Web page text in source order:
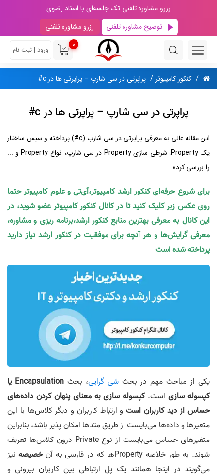
رزرو مشاوره تلفنی تک جلسه‌ای با استاد رضوی
توضیح مشاوره تلفنی
رزرو مشاوره تلفنی
0
ورود | ثبت نام
کنکور کامپیوتر پراپرتی در سی شارپ – پراپرتی ها در c#
پراپرتی در سی شارپ – پراپرتی ها در c#
این مقاله عالی به معرفی پراپرتی در سی شارپ (c#) پرداخته و سپس ساختار
یک Property، شرطی سازی Property در سی شارپ، انواع Property‌ و ...
را بررسی کرده
برای شروع حرفه‌ای کنکور ارشد کامپیوتر،آی‌تی و علوم کامپیوتر حتما
روی عکس زیر کلیک کنید تا در کانال کنکور کامپیوتر عضو شوید، در
این کانال به معرفی بهترین منابع کنکور ارشد،برنامه ریزی و مشاوره،
معرفی گرایش‌ها و هر آنچه برای موفقیت در کنکور ارشد نیاز دارید
پرداخته شده است
یکی از مباحث مهم در بحثشی گرایی، بحث
Encapsulation یا
کپسوله سازیاست.کپسوله سازی به معنای پنهان کردن داده‌های
حساس از دید کاربران است و ارتباط کاربران و دیگر کلاس‌ها با این
متغیر‌ها و داده‌ها می‌بایست از طریق متد‌ها امکان پذیر باشد، بنابراین
متغیر‌های حساس می‌بایست از نوع Private درون کلاس‌ها تعریف
شوند. به طور خلاصه Property‌ها که در فارسی به آن
خصیصهنیز
می‌گویند در اینجا همانند یک پل ارتباطی بین کاربران بیرونی و